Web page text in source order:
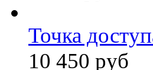
Точка
10 450 руб